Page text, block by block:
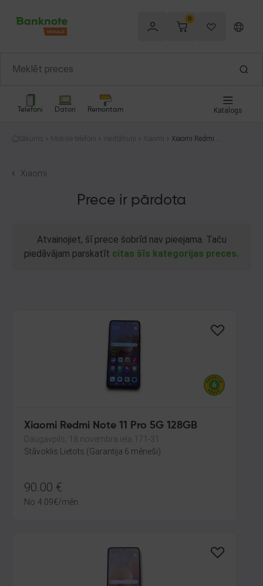
0
Telefoni Datori Remontam Katalogs
Sākums Mobilie telefoni Viedtālruņi Xiaomi
Xiaomi Redmi 12
Xiaomi
Prece ir pārdota
Atvainojiet, šī prece šobrīd nav pieejama. Taču
piedāvājam parskatīt citas šīs kategorijas preces.
Xiaomi Redmi Note 11 Pro 5G 128GB
Daugavpils, 18.novembra iela 171-31
Stāvoklis Lietots (Garantija 6 mēneši)
90.00 €
No 4.09€/mēn.